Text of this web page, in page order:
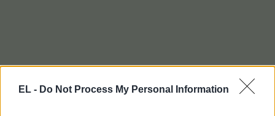
EL - Do Not Process My Personal Information